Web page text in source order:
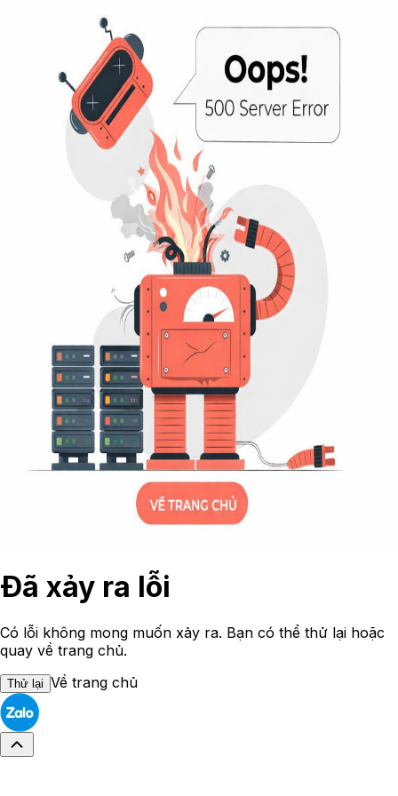
Đã xảy ra lỗi
Có lỗi không mong muốn xảy ra. Bạn có thể thử lại hoặc
quay về trang chủ.
Thử lại Về trang chủ